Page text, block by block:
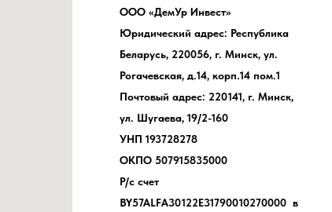
ООО «ДемУр Инвест»
Юридический адрес: Республика
Беларусь, 220056, г. Минск, ул.
Рогачевская, д.14, корп.14 пом.1
Почтовый адрес: 220141, г. Минск,
ул. Шугаева, 19/2-160
УНП 193728278
ОКПО 507915835000
Р/с счет
BY57ALFA30122E31790010270000 в